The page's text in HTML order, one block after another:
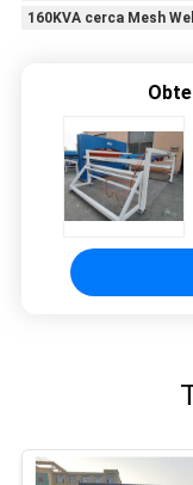
160KVA cerca Mesh